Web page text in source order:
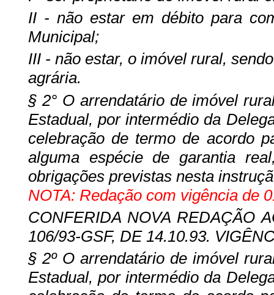
II - não estar em débito para
Municipal;
III - não estar, o imóvel rural,
agrária.
§ 2° O arrendatário de imóvel
Estadual, por intermédio da
celebração de termo de acordo
alguma espécie de garantia
obrigações previstas nesta
NOTA: Redação com vigência de
CONFERIDA NOVA REDAÇÃO
106/93-GSF, DE 14.10.93.
§ 2º O arrendatário de imóvel
Estadual, por intermédio da